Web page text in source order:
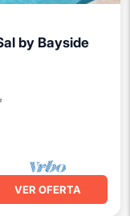
by Bayside
VER OFERTA